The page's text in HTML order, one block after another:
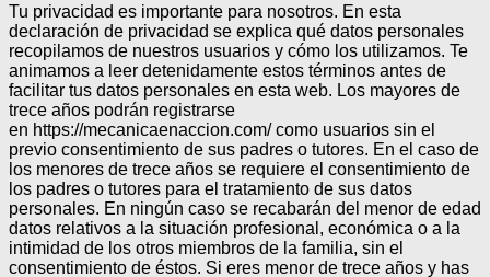
Tu privacidad es importante para nosotros. En esta
declaración de privacidad se explica qué datos personales
recopilamos de nuestros usuarios y cómo los utilizamos. Te
animamos a leer detenidamente estos términos antes de
facilitar tus datos personales en esta web. Los mayores de
trece años podrán registrarse
en https://mecanicaenaccion.com/ como usuarios sin el
previo consentimiento de sus padres o tutores. En el caso de
los menores de trece años se requiere el consentimiento de
los padres o tutores para el tratamiento de sus datos
personales. En ningún caso se recabarán del menor de edad
datos relativos a la situación profesional, económica o a la
intimidad de los otros miembros de la familia, sin el
consentimiento de éstos. Si eres menor de trece años y has